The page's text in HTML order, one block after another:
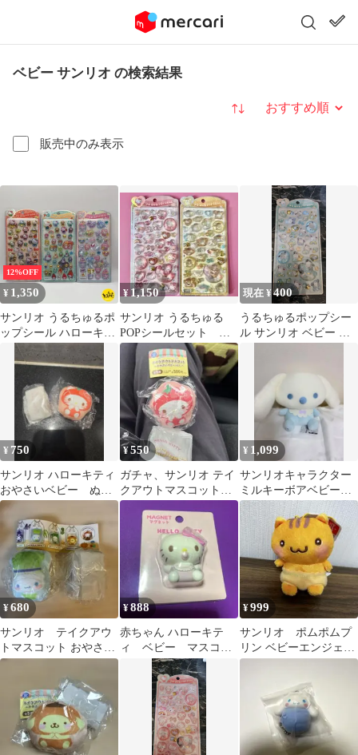
ベビー サンリオ の検索結果
販売中のみ表示
並び替え
12%OFF
¥ 1,350
サンリオ うるちゅるポ
ップシール ハローキテ
ィ/70s サンリオキャラ
クターズ/レトロ サンリ
オキャラクターズ/シロ
ネコベビー 新作【3点
まとめ売り】
¥1,150
サンリオ うるちゅる
POPシールセット キ
ティ ポムポムプリン
サンリオベビー
現在 ¥400
うるちゅるポップシー
ル サンリオ ベビー ポ
¥ 750
サンリオ ハローキティ
おやさいベビー ぬい
ぐるみ ガチャ
¥550
ガチャ、サンリオ テイ
クアウトマスコット〜
おやさいベビーver.〜キ
ティちゃん
¥ 1,099
サンリオキャラクター
ミルキーボアベビー
BIGぬいぐるみ シナモ
ロール シナモン
¥680
サンリオ テイクアウ
トマスコット おやさい
ベビーver. シナモロー
¥888
赤ちゃん ハローキテ
ィ ベビー マスコッ
トマグネット Sanrio
¥999
サンリオ ポムポムプ
リン ベビーエンジェル
マスコット ベーグル